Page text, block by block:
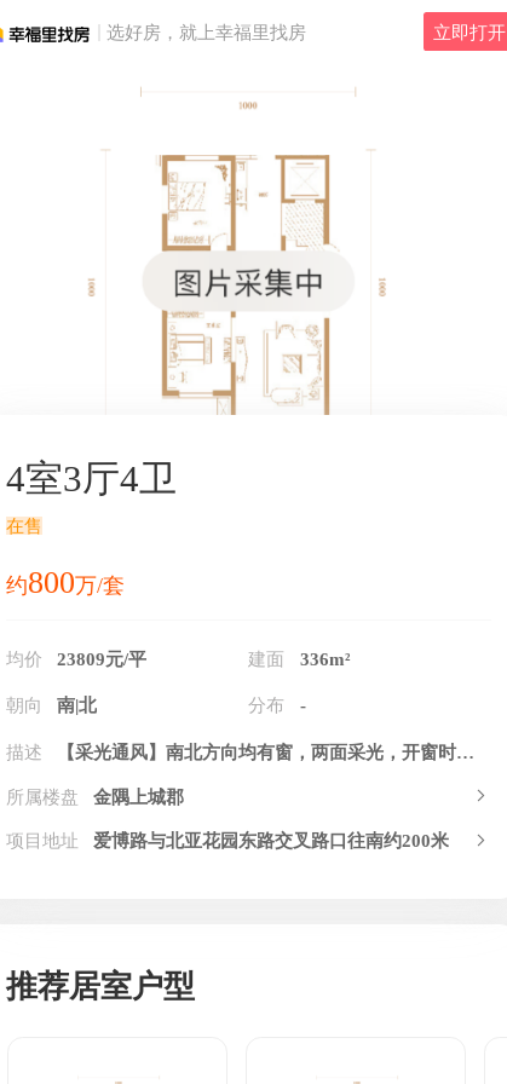
选好房，就上幸福里找房 立即打开
4室3厅4卫
在售
约800万/套
均价 23809元/平 建面 336m²
朝向 南|北 分布 -
描述 【采光通风】南北方向均有窗，两面采光，开窗时形成对流，给房间通风换气。 【功能分区】动静分离，能放心的在动区活动，不用担心打扰到休息或学习的人。
所属楼盘 金隅上城郡
项目地址 爱博路与北亚花园东路交叉路口往南约200米
推荐居室户型